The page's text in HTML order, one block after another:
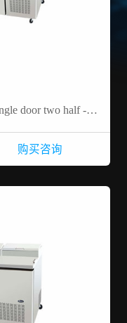
比萨台两门两抽屉冷藏柜 Two single door two half -door Drawer-pizza prep table- refrigerator
购买咨询